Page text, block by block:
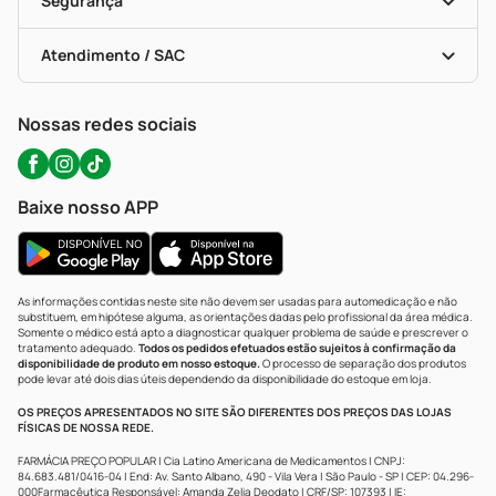
Troca E Devolução
Bulas De A A Z
Políticas De Marketplace
Testes Rápidos
Autoteste Covid-19
Certificado De Segurança
Portal Da Privacidade
Atendimento / SAC
WhatsApp (47) 9202-1687
Nossas redes sociais
Baixe nosso APP
As informações contidas neste site não devem ser usadas para automedicação e não
substituem, em hipótese alguma, as orientações dadas pelo profissional da área médica.
Somente o médico está apto a diagnosticar qualquer problema de saúde e prescrever o
tratamento adequado. Todos os pedidos efetuados estão sujeitos à confirmação da
disponibilidade de produto em nosso estoque.O processo de separação dos produtos
pode levar até dois dias úteis dependendo da disponibilidade do estoque em loja.
OS PREÇOS APRESENTADOS NO SITE SÃO DIFERENTES DOS PREÇOS DAS LOJAS
FÍSICAS DE NOSSA REDE.
FARMÁCIA PREÇO POPULAR | Cia Latino Americana de Medicamentos | CNPJ:
84.683.481/0416-04 | End: Av. Santo Albano, 490 - Vila Vera | São Paulo - SP | CEP: 04.296-
000Farmacêutica Responsável: Amanda Zelia Deodato | CRF/SP: 107393 | IE: